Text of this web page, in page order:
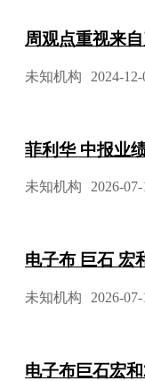
周观点重视来
未知机构 2024-12-
菲利华 中报业
未知机构 2026-07-
电子布 巨石 宏
未知机构 2026-07-
电子布巨石宏